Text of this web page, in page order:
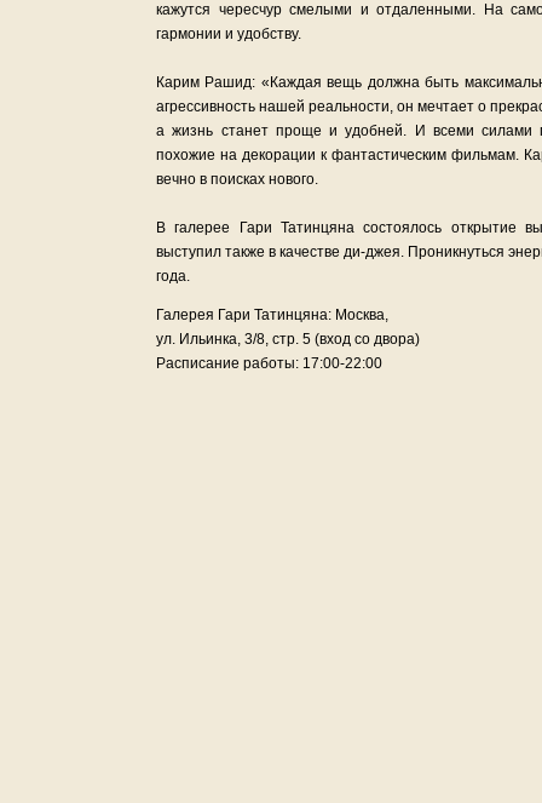
кажутся чересчур смелыми и отдаленными. На
гармонии и удобству.
Карим Рашид: «Каждая вещь должна быть
агрессивность нашей реальности, он мечтает о
а жизнь станет проще и удобней. И всеми силами
похожие на декорации к фантастическим фильмам.
вечно в поисках нового.
В галерее Гари Татинцяна состоялось открытие
выступил также в качестве ди-джея. Проникнуться
года.
Галерея Гари Татинцяна: Москва,
ул. Ильинка, 3/8, стр. 5 (вход со двора)
Расписание работы: 17:00-22:00